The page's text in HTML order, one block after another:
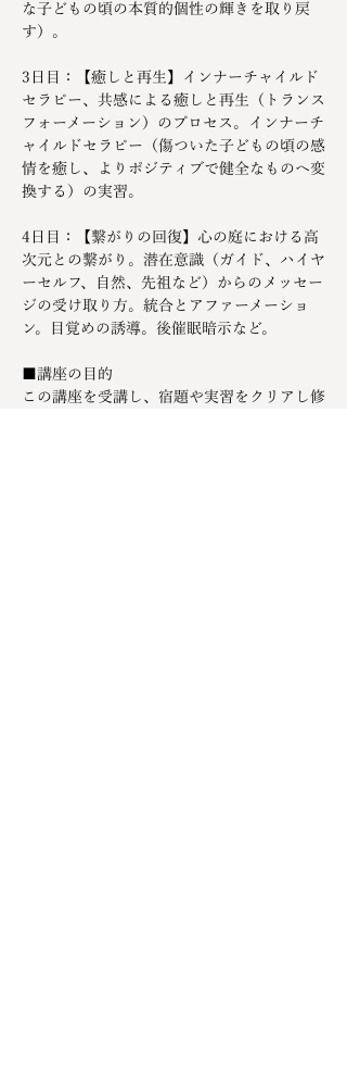
な子どもの頃の本質的個性の輝きを取り戻
す）。
3日目：【癒しと再生】インナーチャイルド
セラピー、共感による癒しと再生（トランス
フォーメーション）のプロセス。インナーチ
ャイルドセラピー（傷ついた子どもの頃の感
情を癒し、よりポジティブで健全なものへ変
換する）の実習。
4日目：【繋がりの回復】心の庭における高
次元との繋がり。潜在意識（ガイド、ハイヤ
ーセルフ、自然、先祖など）からのメッセー
ジの受け取り方。統合とアファーメーショ
ン。目覚めの誘導。後催眠暗示など。
■講座の目的
この講座を受講し、宿題や実習をクリアし修